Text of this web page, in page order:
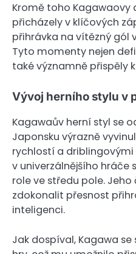
Kromě toho Kagawaovy
přicházely v klíčových
přihrávka na vítězný gól
Tyto momenty nejen
také významně přispěly
Vývoj herního stylu v
Kagawaův herní styl se
Japonsku výrazně
rychlostí a
v univerzálnějšího hráče
role ve středu pole.
zdokonalit přesnost
inteligenci.
Jak dospíval, Kagawa